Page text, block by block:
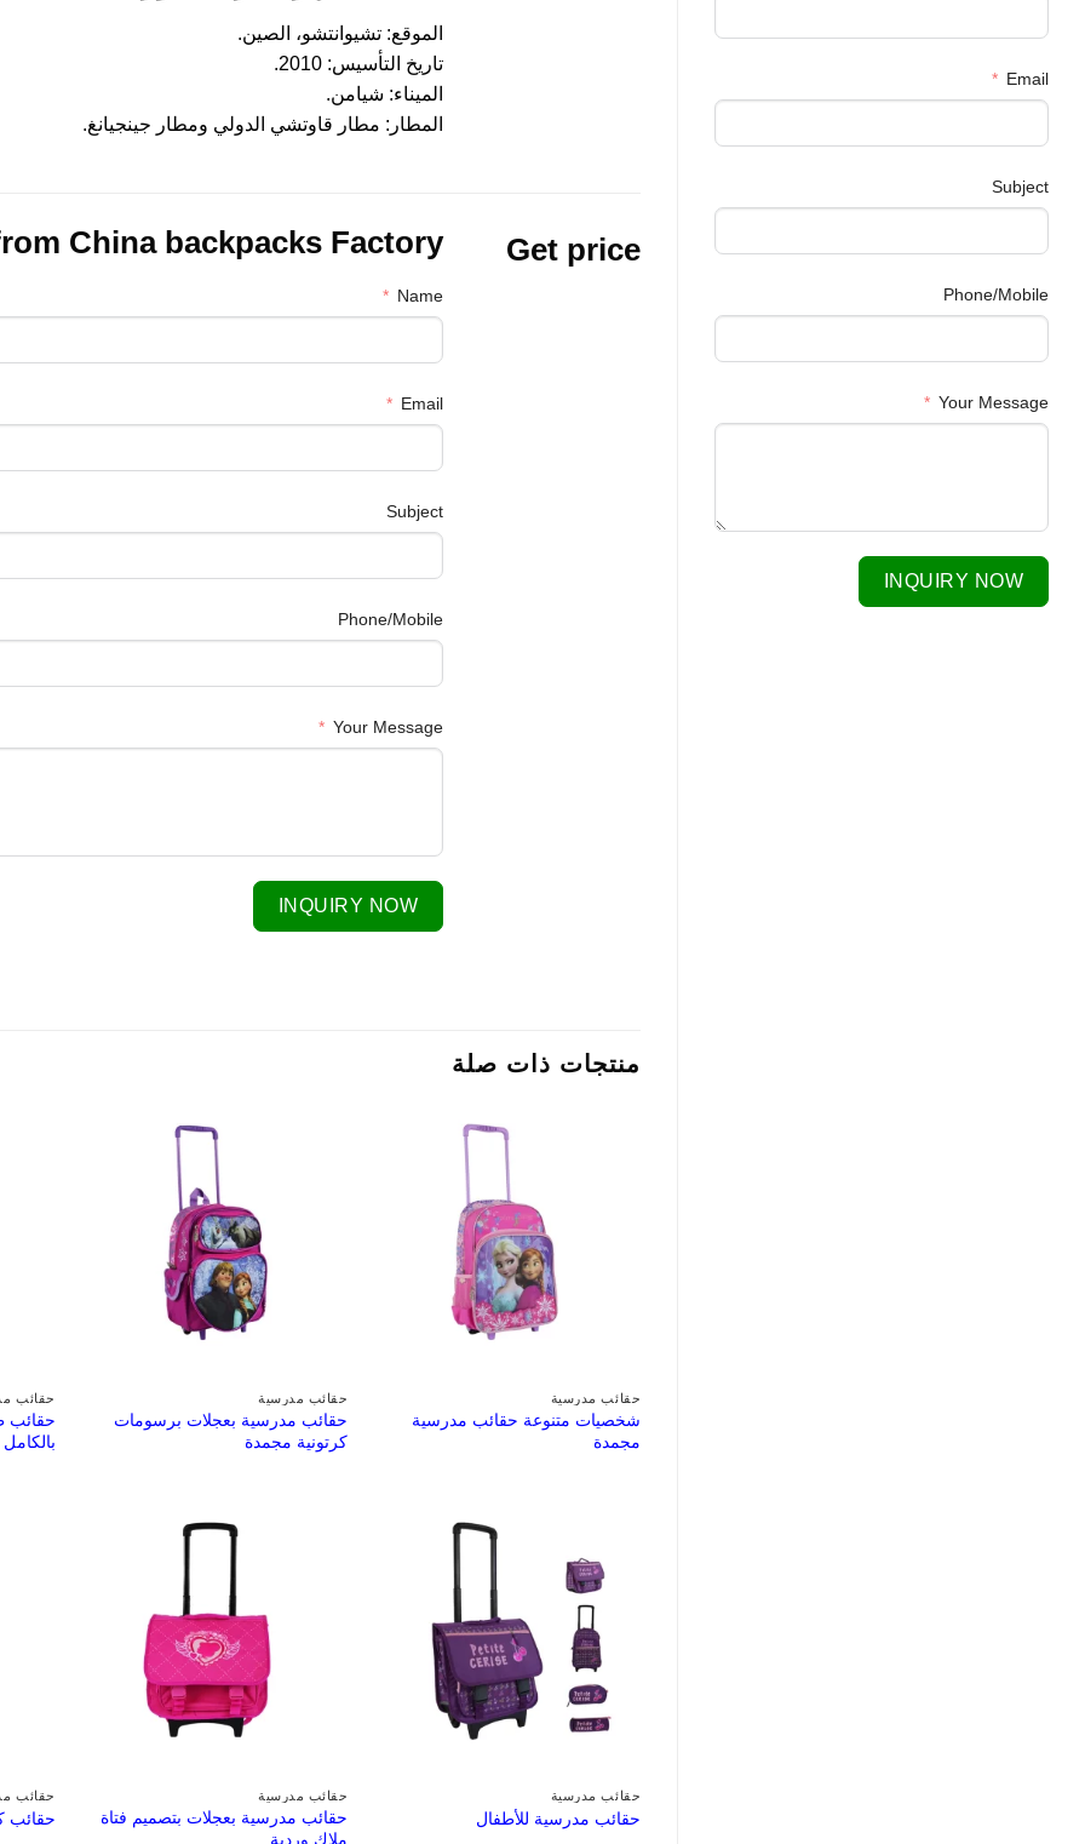
Email
Subject
Phone/Mobile
Your Message
INQUIRY NOW
الموقع: تشيوانتشو، الصين.
تاريخ التأسيس: 2010.
الميناء: شيامن.
المطار: مطار قاوتشي الدولي ومطار جينجيانغ.
Get price
China backpacks Factory
Name
Email
Subject
Phone/Mobile
Your Message
INQUIRY NOW
منتجات ذات صلة
حقائب مدرسية
شخصيات متنوعة حقائب مدرسية
مجمدة
حقائب مدرسية
حقائب مدرسية بعجلات برسومات
كرتونية مجمدة
حقائب
حقائب
حقائب مدرسية
حقائب مدرسية للأطفال
حقائب مدرسية
حقائب مدرسية بعجلات بتصميم فتاة
ملاك وردية
حقائب
حقائب